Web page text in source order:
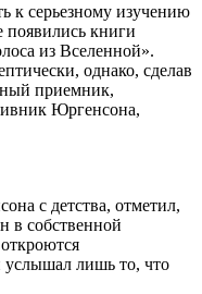
к серьезному изучению
появились книги
из Вселенной».
однако, сделав
приемник,
Юргенсона,
с детства, отметил,
в собственной
лишь то, что